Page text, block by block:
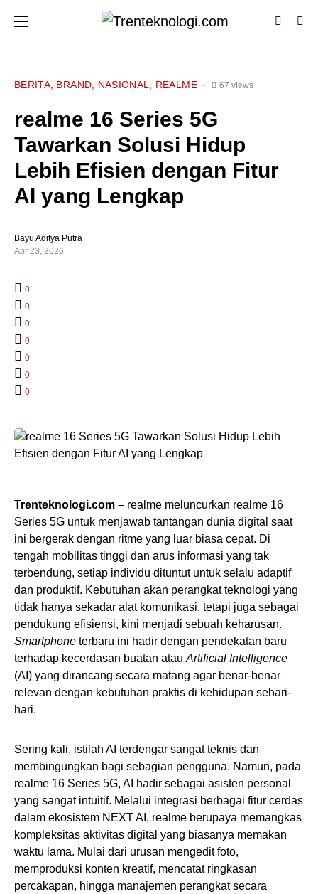
BERITA BRAND NASIONAL REALME 67 views
realme 16 Series 5G
Tawarkan Solusi Hidup
Lebih Efisien dengan Fitur
AI yang Lengkap
Bayu Aditya Putra
Apr 23, 2026
0
0
0
0
0
0
0
Trenteknologi.com – realme meluncurkan realme 16
Series 5G untuk menjawab tantangan dunia digital saat
ini bergerak dengan ritme yang luar biasa cepat. Di
tengah mobilitas tinggi dan arus informasi yang tak
terbendung, setiap individu dituntut untuk selalu adaptif
dan produktif. Kebutuhan akan perangkat teknologi yang
tidak hanya sekadar alat komunikasi, tetapi juga sebagai
pendukung efisiensi, kini menjadi sebuah keharusan.
Smartphone terbaru ini hadir dengan pendekatan baru
terhadap kecerdasan buatan atau Artificial Intelligence
(AI) yang dirancang secara matang agar benar-benar
relevan dengan kebutuhan praktis di kehidupan sehari-
hari.
Sering kali, istilah AI terdengar sangat teknis dan
membingungkan bagi sebagian pengguna. Namun, pada
realme 16 Series 5G, AI hadir sebagai asisten personal
yang sangat intuitif. Melalui integrasi berbagai fitur cerdas
dalam ekosistem NEXT AI, realme berupaya memangkas
kompleksitas aktivitas digital yang biasanya memakan
waktu lama. Mulai dari urusan mengedit foto,
memproduksi konten kreatif, mencatat ringkasan
percakapan, hingga manajemen perangkat secara